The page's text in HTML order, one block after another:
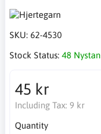
SKU: 62-4530
Stock Status: 48 Nystan
45 kr
Including Tax: 9 kr
Quantity